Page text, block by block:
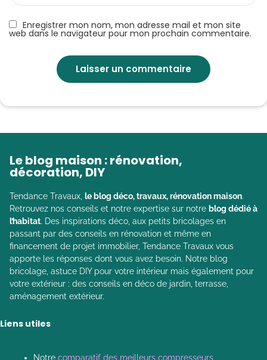
Enregistrer mon nom, mon adresse mail et mon site
web dans le navigateur pour mon prochain commentaire.
Le blog maison : rénovation,
décoration, DIY
Tendance Travaux, le blog déco, travaux, rénovation maison.
Retrouvez nos conseils et notre expertise sur notre blog dédié à
l’habitat. Des inspirations déco, aux petits bricolages en
passant par des conseils en rénovation et même en
financement de projet immobilier, Tendance Travaux vous
apporte les réponses dont vous avez besoin. Notre blog
bricolage, astuce DIY pour votre intérieur mais également pour
votre extérieur : des conseils en déco de jardin, terrasse,
aménagement extérieur.
Liens utiles
Notre comparatif des meilleurs compresseurs